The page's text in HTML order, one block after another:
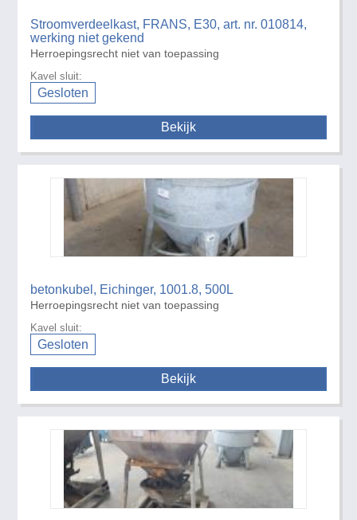
Stroomverdeelkast, FRANS, E30, art. nr. 010814,
werking niet gekend
Herroepingsrecht niet van toepassing
Kavel sluit:
Gesloten
Bekijk
betonkubel, Eichinger, 1001.8, 500L
Herroepingsrecht niet van toepassing
Kavel sluit:
Gesloten
Bekijk